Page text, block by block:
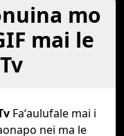
mo
mai le
Faʻaulufale mai i
nei ma le